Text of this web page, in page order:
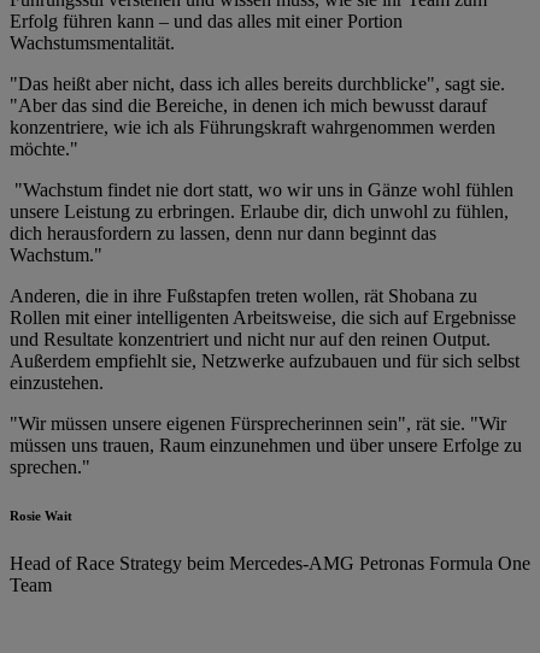
Erfolg führen kann – und das alles mit einer Portion
Wachstumsmentalität.
"Das heißt aber nicht, dass ich alles bereits durchblicke", sagt sie.
"Aber das sind die Bereiche, in denen ich mich bewusst darauf
konzentriere, wie ich als Führungskraft wahrgenommen werden
möchte."
"Wachstum findet nie dort statt, wo wir uns in Gänze wohl fühlen
unsere Leistung zu erbringen. Erlaube dir, dich unwohl zu fühlen,
dich herausfordern zu lassen, denn nur dann beginnt das
Wachstum."
Anderen, die in ihre Fußstapfen treten wollen, rät Shobana zu
Rollen mit einer intelligenten Arbeitsweise, die sich auf Ergebnisse
und Resultate konzentriert und nicht nur auf den reinen Output.
Außerdem empfiehlt sie, Netzwerke aufzubauen und für sich selbst
einzustehen.
"Wir müssen unsere eigenen Fürsprecherinnen sein", rät sie. "Wir
müssen uns trauen, Raum einzunehmen und über unsere Erfolge zu
sprechen."
Rosie Wait
Head of Race Strategy beim Mercedes-AMG Petronas Formula One
Team